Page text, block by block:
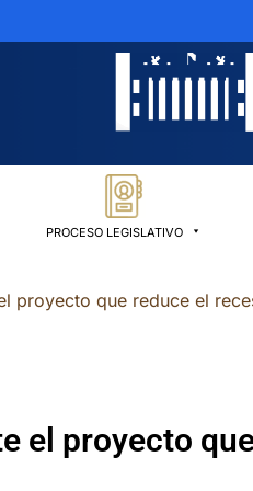
PROCESO LEGISLATIVO
proyecto que reduce el
el proyecto